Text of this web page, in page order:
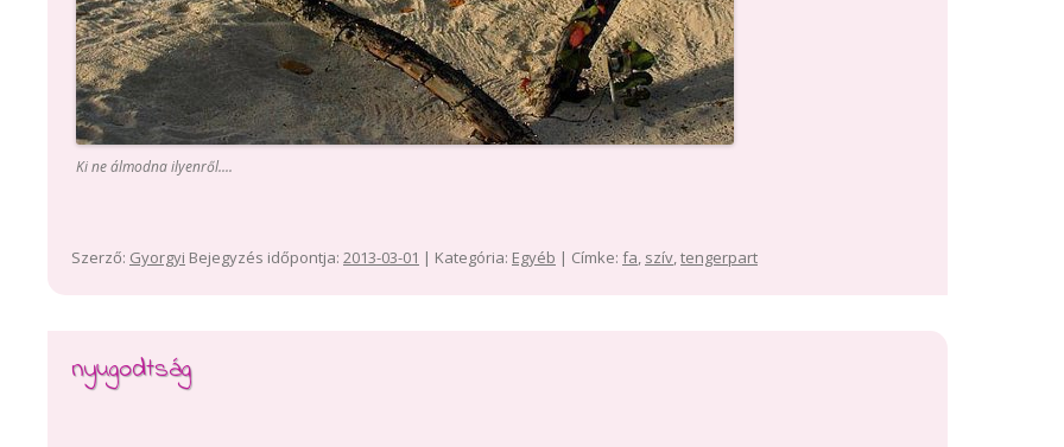
Ki ne álmodna ilyenről....
Szerző: Gyorgyi Bejegyzés időpontja: 2013-03-01 | Kategória: Egyéb | Címke: fa, szív,tengerpart
nyugodtság